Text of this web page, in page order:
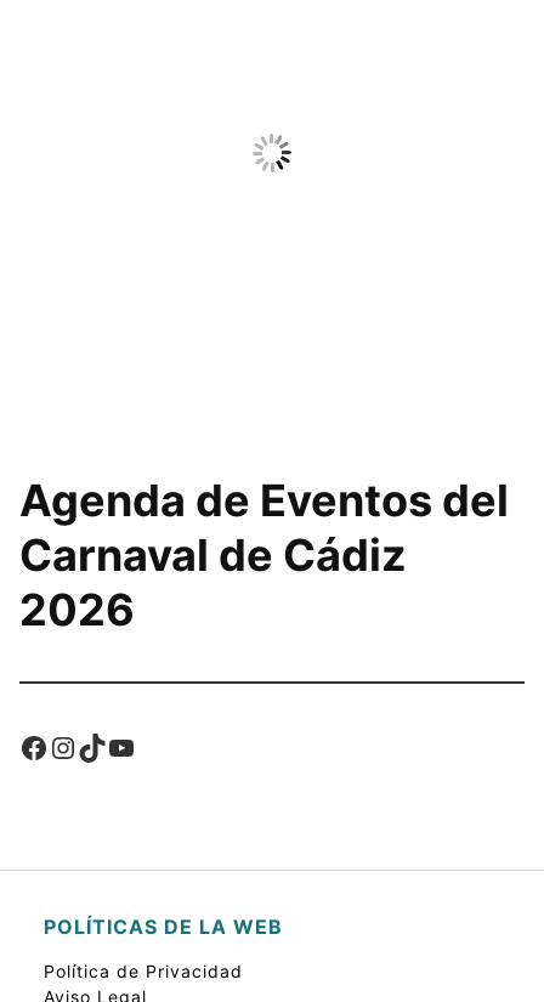
Agenda de Eventos del
Carnaval de Cádiz
2026
Facebook
Instagram
TikTok
YouTube
POLÍTICAS DE LA WEB
Política de Privacidad
Aviso Legal